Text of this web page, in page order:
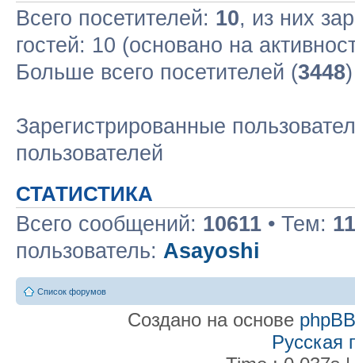
Всего посетителей: 10, из них
гостей: 10 (основано на
Больше всего посетителей (3448
Зарегистрированные
пользователей
СТАТИСТИКА
Всего сообщений: 10611 • Тем:
пользователь: Asayoshi
Список форумов
Создано на основе phpBB
Русская